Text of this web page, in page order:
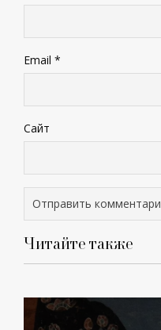
Email *
Сайт
Читайте также